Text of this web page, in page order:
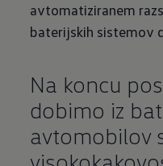
avtomatiziranem
baterijskih sistemov
Na koncu
dobimo iz
avtomobilov